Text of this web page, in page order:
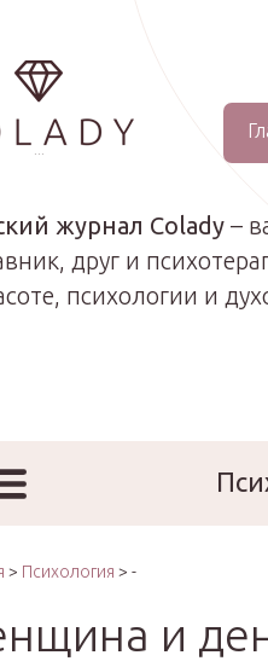
...
журнал Colady –
друг и
психологии и
> Психология > -
и